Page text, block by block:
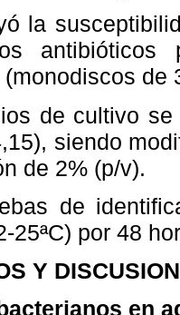
la
antibióticos
de
de cultivo se
siendo
de 2% (p/v).
de
25ªC) por 48
Y DISCUSION
en